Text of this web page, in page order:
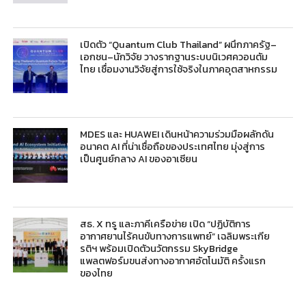
เปิดตัว “Quantum Club Thailand” ผนึกภาครัฐ–
เอกชน–นักวิจัย วางรากฐานระบบนิเวศควอนตัม
ไทย เชื่อมงานวิจัยสู่การใช้จริงในภาคอุตสาหกรรม
MDES และ HUAWEI เดินหน้าความร่วมมือผลักดัน
อนาคต AI ที่น่าเชื่อถือของประเทศไทย มุ่งสู่การ
เป็นศูนย์กลาง AI ของอาเซียน
สธ. X ทรู และภาคีเครือข่าย เปิด “ปฏิบัติการ
อากาศยานไร้คนขับทางการแพทย์” เฉลิมพระเกีย
รติฯ พร้อมเปิดตัวนวัตกรรม SkyBridge
แพลตฟอร์มขนส่งทางอากาศอัตโนมัติ ครั้งแรก
ของไทย